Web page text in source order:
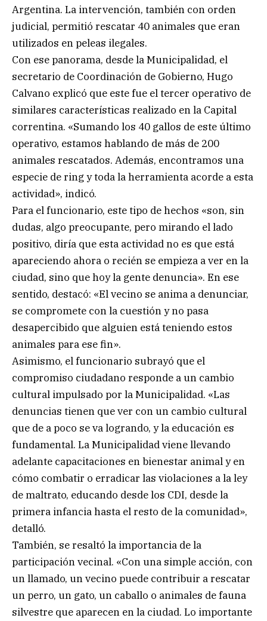
Argentina. La intervención, también con orden
judicial, permitió rescatar 40 animales que eran
utilizados en peleas ilegales.
Con ese panorama, desde la Municipalidad, el
secretario de Coordinación de Gobierno, Hugo
Calvano explicó que este fue el tercer operativo de
similares características realizado en la Capital
correntina. «Sumando los 40 gallos de este último
operativo, estamos hablando de más de 200
animales rescatados. Además, encontramos una
especie de ring y toda la herramienta acorde a esta
actividad», indicó.
Para el funcionario, este tipo de hechos «son, sin
dudas, algo preocupante, pero mirando el lado
positivo, diría que esta actividad no es que está
apareciendo ahora o recién se empieza a ver en la
ciudad, sino que hoy la gente denuncia». En ese
sentido, destacó: «El vecino se anima a denunciar,
se compromete con la cuestión y no pasa
desapercibido que alguien está teniendo estos
animales para ese fin».
Asimismo, el funcionario subrayó que el
compromiso ciudadano responde a un cambio
cultural impulsado por la Municipalidad. «Las
denuncias tienen que ver con un cambio cultural
que de a poco se va logrando, y la educación es
fundamental. La Municipalidad viene llevando
adelante capacitaciones en bienestar animal y en
cómo combatir o erradicar las violaciones a la ley
de maltrato, educando desde los CDI, desde la
primera infancia hasta el resto de la comunidad»,
detalló.
También, se resaltó la importancia de la
participación vecinal. «Con una simple acción, con
un llamado, un vecino puede contribuir a rescatar
un perro, un gato, un caballo o animales de fauna
silvestre que aparecen en la ciudad. Lo importante